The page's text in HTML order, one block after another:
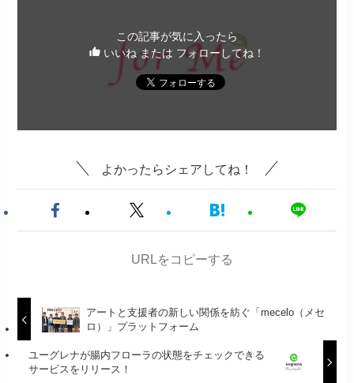
この記事が気に入ったら
いいね または フォローしてね！
よかったらシェアしてね！
URLをコピーする
アートと支援者の新しい関係を紡ぐ「mecelo（メセ
ロ）」プラットフォーム
ユーグレナが腸内フローラの状態をチェックできる
サービスをリリース！